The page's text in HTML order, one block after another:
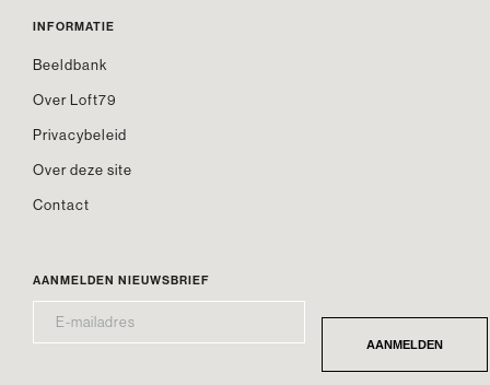
INFORMATIE
Beeldbank
Over Loft79
Privacybeleid
Over deze site
Contact
AANMELDEN NIEUWSBRIEF
MAILADRES* AANMELDEN